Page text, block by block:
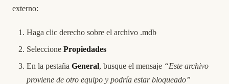
externo:
Haga clic derecho sobre el archivo .mdb
Seleccione Propiedades
En la pestaña General, busque el mensaje “Este archivo
proviene de otro equipo y podría estar bloqueado”